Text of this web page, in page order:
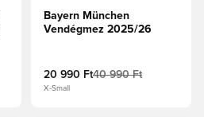
Bayern München
Vendégmez 2025/26
20 990 Ft40 990 Ft
X-Small